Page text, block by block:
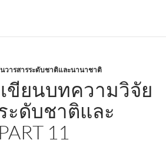
วารสารระดับชาติและนานาชาติ
ขียนบทความวิจัย
ะดับชาติและ
11